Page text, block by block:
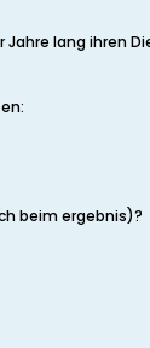
Jahre lang ihren
beim ergebnis)?